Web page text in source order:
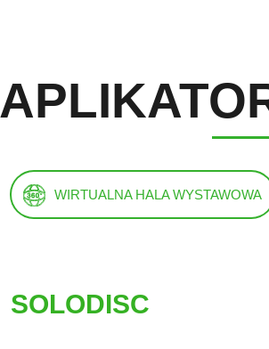
WIRTUALNA HALA WYSTAWOWA
SOLODISC